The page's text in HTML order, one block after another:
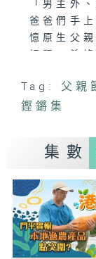
「男主外
爸爸們手
憶原生父
本集將走
撞中學習
新定義父
Tag: 父親
鏗鏘集
集數